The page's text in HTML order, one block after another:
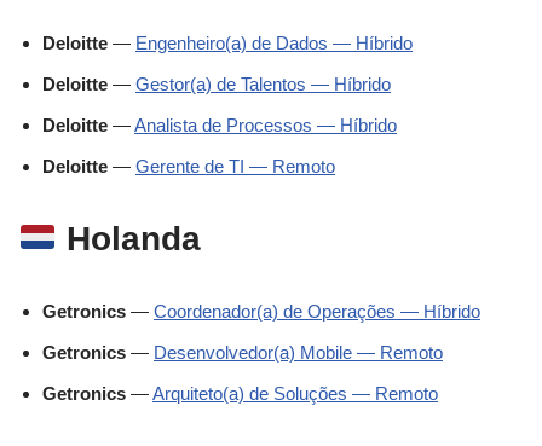
Deloitte — Engenheiro(a) de Dados — Híbrido
Deloitte — Gestor(a) de Talentos — Híbrido
Deloitte —Analista de Processos — Híbrido
Deloitte — Gerente de TI — Remoto
Holanda
Getronics — Coordenador(a) de Operações — Híbrido
Getronics — Desenvolvedor(a) Mobile — Remoto
Getronics —Arquiteto(a) de Soluções — Remoto